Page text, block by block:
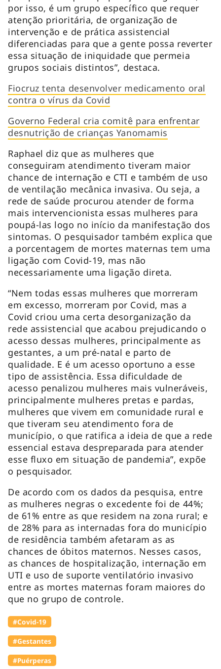
por isso, é um grupo específico que requer
atenção prioritária, de organização de
intervenção e de prática assistencial
diferenciadas para que a gente possa reverter
essa situação de iniquidade que permeia
grupos sociais distintos”, destaca.
Fiocruz tenta desenvolver medicamento oral
contra o vírus da Covid
Governo Federal cria comitê para enfrentar
desnutrição de crianças Yanomamis
Raphael diz que as mulheres que
conseguiram atendimento tiveram maior
chance de internação e CTI e também de uso
de ventilação mecânica invasiva. Ou seja, a
rede de saúde procurou atender de forma
mais intervencionista essas mulheres para
poupá-las logo no início da manifestação dos
sintomas. O pesquisador também explica que
a porcentagem de mortes maternas tem uma
ligação com Covid-19, mas não
necessariamente uma ligação direta.
“Nem todas essas mulheres que morreram
em excesso, morreram por Covid, mas a
Covid criou uma certa desorganização da
rede assistencial que acabou prejudicando o
acesso dessas mulheres, principalmente as
gestantes, a um pré-natal e parto de
qualidade. E é um acesso oportuno a esse
tipo de assistência. Essa dificuldade de
acesso penalizou mulheres mais vulneráveis,
principalmente mulheres pretas e pardas,
mulheres que vivem em comunidade rural e
que tiveram seu atendimento fora de
município, o que ratifica a ideia de que a rede
essencial estava despreparada para atender
esse fluxo em situação de pandemia”, expõe
o pesquisador.
De acordo com os dados da pesquisa, entre
as mulheres negras o excedente foi de 44%;
de 61% entre as que residem na zona rural; e
de 28% para as internadas fora do município
de residência também afetaram as as
chances de óbitos maternos. Nesses casos,
as chances de hospitalização, internação em
UTI e uso de suporte ventilatório invasivo
entre as mortes maternas foram maiores do
que no grupo de controle.
#Covid-19
#Gestantes
#Puérperas